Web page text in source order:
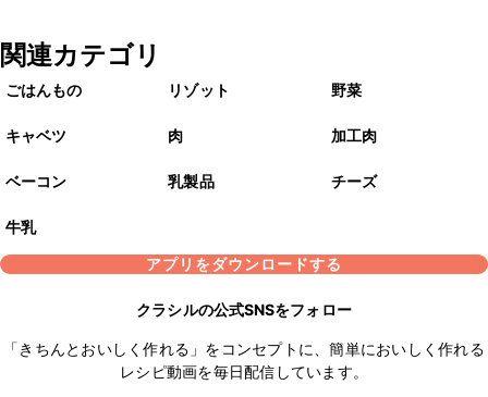
関連カテゴリ
ごはんもの リゾット 野菜
キャベツ 肉 加工肉
ベーコン 乳製品 チーズ
牛乳
アプリをダウンロードする
クラシルの公式SNSをフォロー
「きちんとおいしく作れる」をコンセプトに、簡単においしく作れる
レシピ動画を毎日配信しています。